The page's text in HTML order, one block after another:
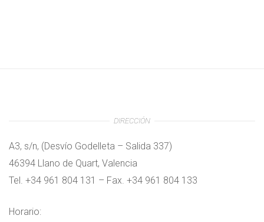
DIRECCIÓN
A3, s/n, (Desvío Godelleta – Salida 337)
46394 Llano de Quart, Valencia
Tel. +34 961 804 131 – Fax. +34 961 804 133
Horario: